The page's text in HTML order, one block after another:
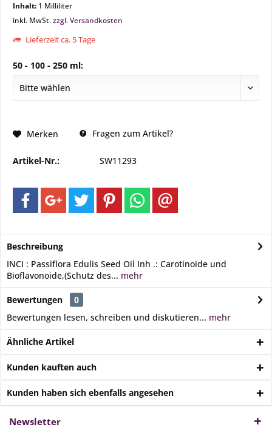
Inhalt: 1 Milliliter
inkl. MwSt.zzgl. Versandkosten
Lieferzeit ca. 5 Tage
50 - 100 - 250 ml:
Merken Fragen zum Artikel?
Artikel-Nr.: SW11293
Beschreibung
INCI : Passiflora Edulis Seed Oil Inh .: Carotinoide und
Bioflavonoide,(Schutz des... mehr
Bewertungen
0
Bewertungen lesen, schreiben und diskutieren... mehr
Ähnliche Artikel
Kunden kauften auch
Kunden haben sich ebenfalls angesehen
Newsletter